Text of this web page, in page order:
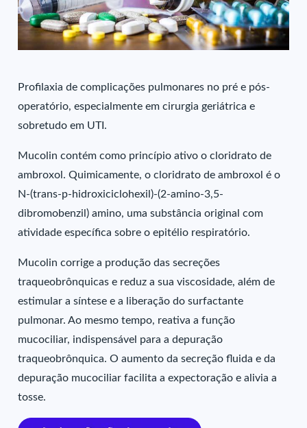
Profilaxia de complicações pulmonares no pré e pós-
operatório, especialmente em cirurgia geriátrica e
sobretudo em UTI.
Mucolin contém como princípio ativo o cloridrato de
ambroxol. Quimicamente, o cloridrato de ambroxol é o
N-(trans-p-hidroxiciclohexil)-(2-amino-3,5-
dibromobenzil) amino, uma substância original com
atividade específica sobre o epitélio respiratório.
Mucolin corrige a produção das secreções
traqueobrônquicas e reduz a sua viscosidade, além de
estimular a síntese e a liberação do surfactante
pulmonar. Ao mesmo tempo, reativa a função
mucociliar, indispensável para a depuração
traqueobrônquica. O aumento da secreção fluida e da
depuração mucociliar facilita a expectoração e alivia a
tosse.